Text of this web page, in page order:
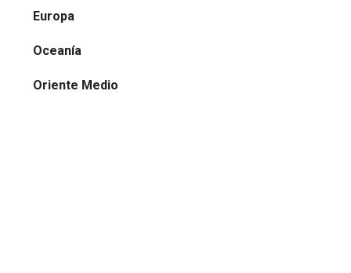
Europa
Oceanía
Oriente Medio